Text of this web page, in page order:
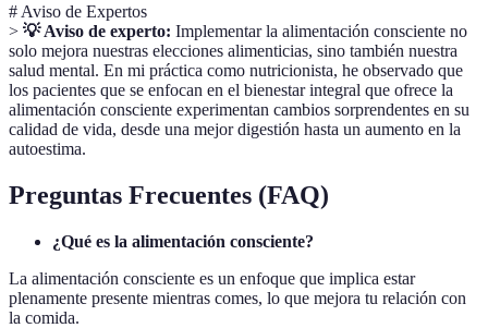
# Aviso de Expertos
> 💡 Aviso de experto: Implementar la alimentación consciente no
solo mejora nuestras elecciones alimenticias, sino también nuestra
salud mental. En mi práctica como nutricionista, he observado que
los pacientes que se enfocan en el bienestar integral que ofrece la
alimentación consciente experimentan cambios sorprendentes en su
calidad de vida, desde una mejor digestión hasta un aumento en la
autoestima.
Preguntas Frecuentes (FAQ)
¿Qué es la alimentación consciente?
La alimentación consciente es un enfoque que implica estar
plenamente presente mientras comes, lo que mejora tu relación con
la comida.